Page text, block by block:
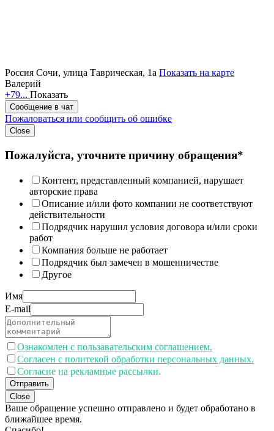
Россия Сочи, улица Таврическая, 1а Показать на карте
Валерий
+79... Показать
Сообщение в чат
Пожаловаться или сообщить об ошибке
Close
Пожалуйста, уточните причину обращения*
Контент, представленный компанией, нарушает
авторские права
Описание и/или фото компании не соответствуют
действительности
Подрядчик нарушил условия договора и/или сроки
работ
Компания больше не работает
Подрядчик был замечен в мошенничестве
Другое
Имя
E-mail
Ознакомлен с пользавательским соглашением.
Согласен с политекой обработки персональных данных.
Согласие на рекламные рассылки.
Отправить
Close
Ваше обращение успешно отправлено и будет обработано в
ближайшее время.